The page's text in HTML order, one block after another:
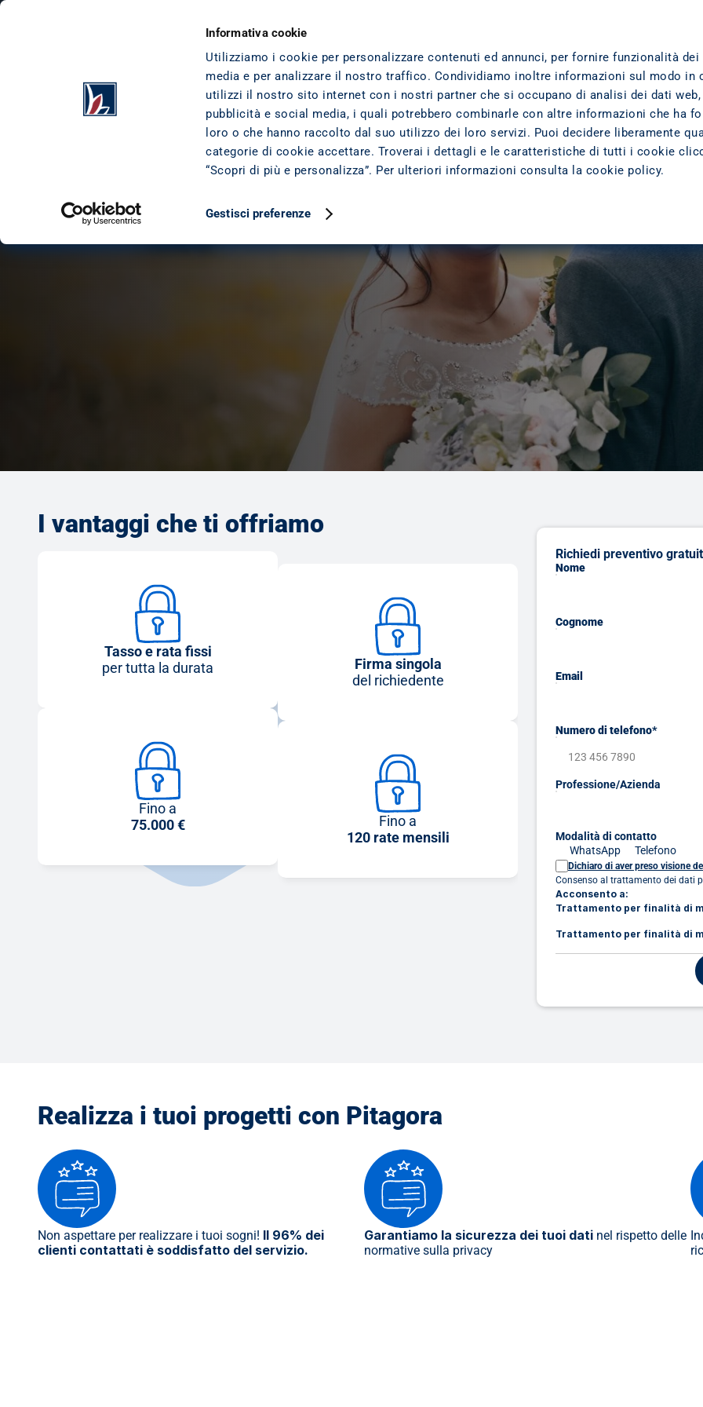
Informativa cookie
Utilizziamo i cookie per personalizzare contenuti ed annunci, per fornire funzionalità
media e per analizzare il nostro traffico. Condividiamo inoltre informazioni sul modo in
utilizzi il nostro sito internet con i nostri partner che si occupano di analisi dei dati web,
pubblicità e social media, i quali potrebbero combinarle con altre informazioni che ha
loro o che hanno raccolto dal suo utilizzo dei loro servizi. Puoi decidere liberamente
categorie di cookie accettare. Troverai i dettagli e le caratteristiche di tutti i cookie
“Scopri di più e personalizza”. Per ulteriori informazioni consulta la cookie policy.
Gestisci preferenze
Organizza con
serenità il tuo giorno
Dedicati alla cura di ogni dettaglio della cerimonia, dalla scelta dell’abito nuziale all’affitto della
location, rendendo così il giorno delle nozze un ricordo indelebile per tutta la vita.
I vantaggi che ti offriamo
Tasso e rata fissi
per tutta la durata
Fino a
75.000 €
Firma singola
del richiedente
Fino a
120 rate mensili
Richiedi preventivo
Nome
Cognome
Email
Numero di telefono*
Professione/Azienda
Modalità di contatto
WhatsApp
Telefono
Dichiaro di aver preso visione
Consenso al trattamento dei dati
Acconsento a:
Trattamento per finalità di
Trattamento per finalità di
Realizza i tuoi progetti con Pitagora
Non aspettare per realizzare i tuoi sogni! Il 96% dei
clienti contattati è soddisfatto del servizio.
Garantiamo la sicurezza dei tuoi dati nel rispetto delle
normative sulla privacy